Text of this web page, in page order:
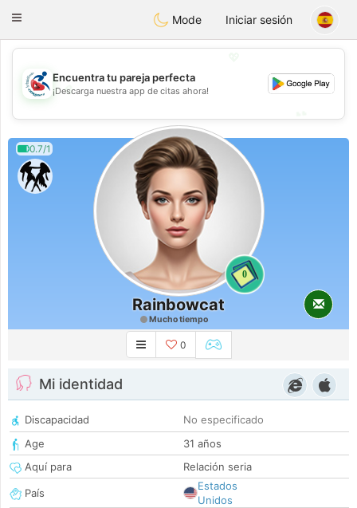
Handi Space
Toggle
Mode Iniciar sesión
💖
💕
Encuentra tu pareja perfecta
¡Descarga nuestra app de citas ahora!
0.7/1
0
Rainbowcat
Mucho tiempo
0
Mi identidad
Discapacidad
No especificado
Age
31 años
Aquí para
Relación seria
País
Estados
Unidos